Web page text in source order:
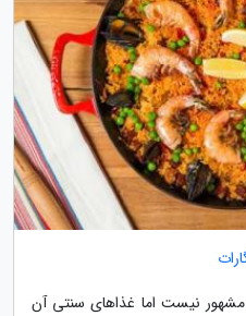
مشهور نیست اما غذاهای سنتی آن